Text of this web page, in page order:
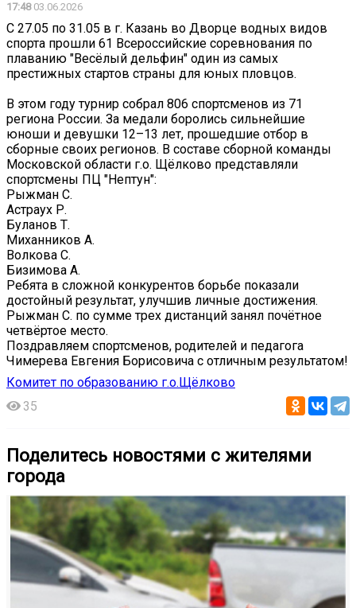
17:4803.06.2026
С 27.05 по 31.05 в г. Казань во Дворце водных видов
спорта прошли 61 Всероссийские соревнования по
плаванию "Весёлый дельфин" один из самых
престижных стартов страны для юных пловцов.
В этом году турнир собрал 806 спортсменов из 71
региона России. За медали боролись сильнейшие
юноши и девушки 12–13 лет, прошедшие отбор в
сборные своих регионов. В составе сборной команды
Московской области г.о. Щёлково представляли
спортсмены ПЦ "Нептун":
Рыжман С.
Астраух Р.
Буланов Т.
Миханников А.
Волкова С.
Бизимова А.
Ребята в сложной конкурентов борьбе показали
достойный результат, улучшив личные достижения.
Рыжман С. по сумме трех дистанций занял почётное
четвёртое место.
Поздравляем спортсменов, родителей и педагога
Чимерева Евгения Борисовича с отличным результатом!
Комитет по образованию г.о.Щёлково
35
Поделитесь новостями с жителями
города